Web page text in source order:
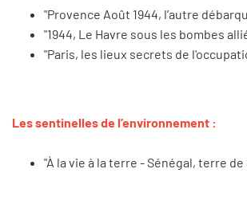
"Provence Août 1944, l’autre
"1944, Le Havre sous les bombes
"Paris, les lieux secrets de
Les sentinelles de l’environnement :
"À la vie à la terre - Sénégal, terre de